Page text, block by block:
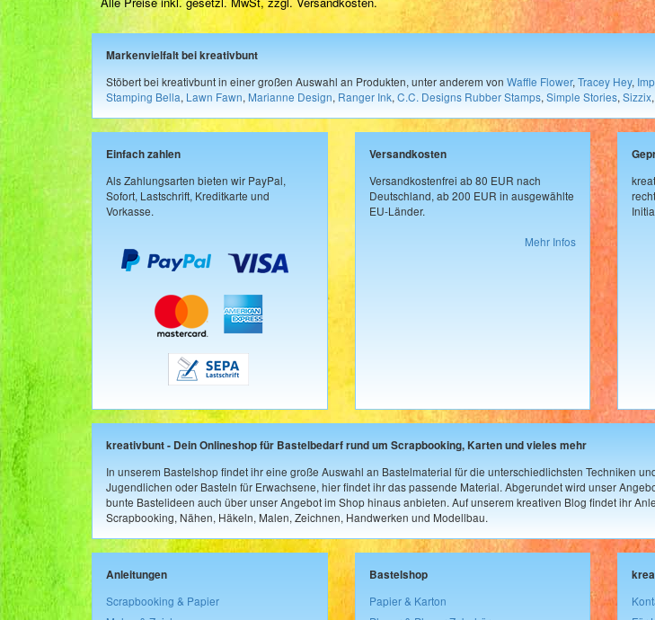
Markenvielfalt bei kreativbunt
Stöbert bei kreativbunt in einer großen Auswahl an Produkten, unter anderem von Waffle Flower, Tracey Hey,
Stamping Bella, Lawn Fawn, Marianne Design, Ranger Ink, C.C. Designs Rubber Stamps, Simple Stories, Sizzix,
Einfach zahlen
Als Zahlungsarten bieten wir PayPal,
Sofort, Lastschrift, Kreditkarte und
Vorkasse.
Versandkosten
Versandkostenfrei ab 80 EUR nach
Deutschland, ab 200 EUR in ausgewählte
EU-Länder.
Mehr Infos
kreativbunt - Dein Onlineshop für Bastelbedarf rund um Scrapbooking, Karten und vieles mehr
In unserem Bastelshop findet ihr eine große Auswahl an Bastelmaterial für die unterschiedlichsten Techniken
Jugendlichen oder Basteln für Erwachsene, hier findet ihr das passende Material. Abgerundet wird unser
bunte Bastelideen auch über unser Angebot im Shop hinaus anbieten. Auf unserem kreativen Blog findet ihr
Scrapbooking, Nähen, Häkeln, Malen, Zeichnen, Handwerken und Modellbau.
Anleitungen
Scrapbooking & Papier
Bastelshop
Papier & Karton